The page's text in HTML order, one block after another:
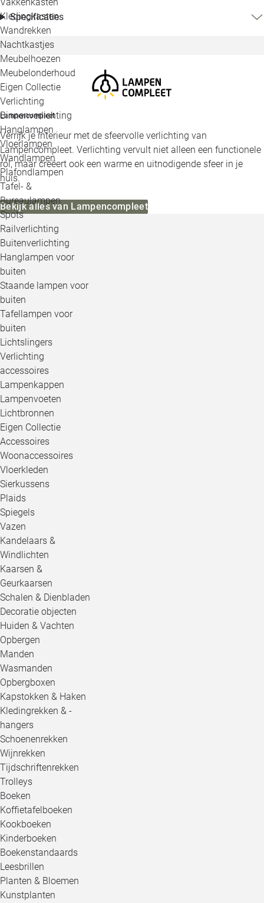
Kledingkasten
Wandrekken
Nachtkastjes
Meubelhoezen
Meubelonderhoud
Eigen Collectie
Verlichting
Binnenverlichting
Hanglampen
Vloerlampen
Wandlampen
Plafondlampen
Tafel- &
Bureaulampen
Spots
Railverlichting
Buitenverlichting
Hanglampen voor
buiten
Staande lampen voor
buiten
Tafellampen voor
buiten
Lichtslingers
Verlichting
accessoires
Lampenkappen
Lampenvoeten
Lichtbronnen
Eigen Collectie
Accessoires
Woonaccessoires
Vloerkleden
Sierkussens
Plaids
Spiegels
Vazen
Kandelaars &
Windlichten
Kaarsen &
Geurkaarsen
Schalen & Dienbladen
Decoratie objecten
Huiden & Vachten
Opbergen
Manden
Wasmanden
Opbergboxen
Kapstokken & Haken
Kledingrekken & -
hangers
Schoenenrekken
Wijnrekken
Tijdschriftenrekken
Trolleys
Boeken
Koffietafelboeken
Kookboeken
Kinderboeken
Boekenstandaards
Leesbrillen
Planten & Bloemen
Kunstplanten
Specificaties
Lampencompleet
Verrijk je interieur met de sfeervolle verlichting van
Lampencompleet. Verlichting vervult niet alleen een functionele
rol, maar creëert ook een warme en uitnodigende sfeer in je
huis.
Bekijk alles van Lampencompleet